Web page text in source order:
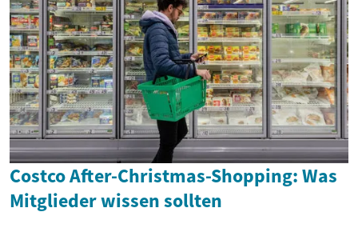
Costco After-Christmas-Shopping: Was
Mitglieder wissen sollten